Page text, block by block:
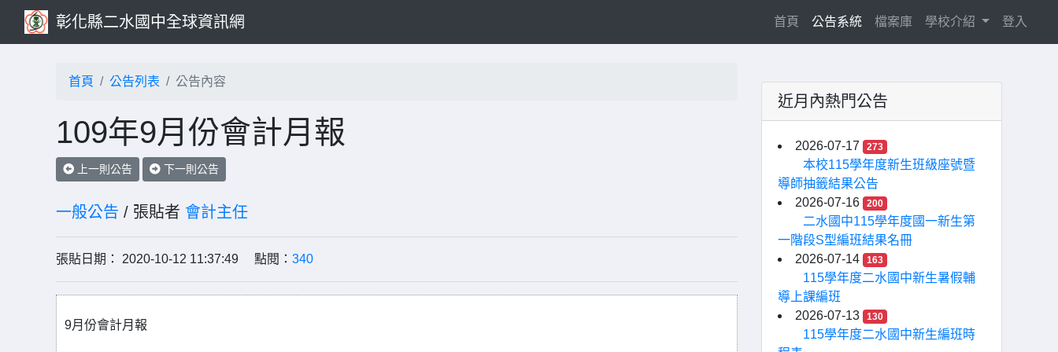
彰化縣二水國中全球資訊網 首頁 (current)
公告系統 檔案庫 學校介紹 登入
首頁 公告列表 公告內容
109年9月份會計月報
上一則公告 下一則公告
一般公告 / 張貼者 會計主任
張貼日期： 2020-10-12 11:37:49 點閱： 340
9月份會計月報
近月內熱門公告
2026-07-17 273
本校115學年度新生班級座號暨
導師抽籤結果公告
2026-07-16
200
二水國中115學年度國一新生第
一階段S型編班結果名冊
2026-07-14
163
115學年度二水國中新生暑假輔
導上課編班
2026-07-13
130
115學年度二水國中新生編班時